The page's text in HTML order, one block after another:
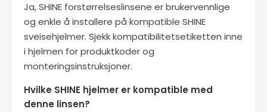
Ja, SHINE forstørrelseslinsene er brukervennlige
og enkle å installere på kompatible SHINE
sveisehjelmer. Sjekk kompatibilitetsetiketten inne
i hjelmen for produktkoder og
monteringsinstruksjoner.
Hvilke SHINE hjelmer er kompatible med
denne linsen?